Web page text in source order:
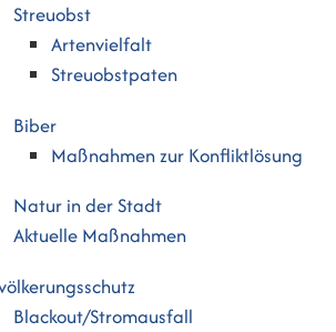
Streuobst
Artenvielfalt
Streuobstpaten
Biber
Maßnahmen zur Konfliktlösung
Natur in der Stadt
Aktuelle Maßnahmen
Blackout/Stromausfall